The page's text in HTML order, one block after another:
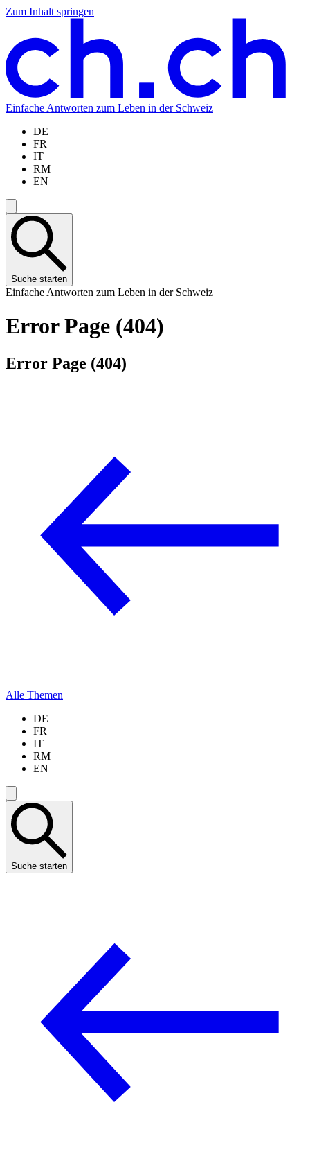
Zum Inhalt springen
Zum
springen
Zur
springen
Zur
springen
Zur
springen
Einfache Antworten zum Leben in der Schweiz
DE
FR
IT
RM
EN
Suche starten
Einfache Antworten zum Leben in der Schweiz
Error Page (404)
Error Page (404)
Alle Themen
DE
FR
IT
RM
EN
Suche starten